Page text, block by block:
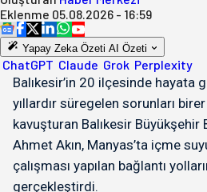
Eklenme 05.08.2026 - 16:59
Yapay Zeka Özeti AI Özeti
ChatGPT Claude Grok Perplexity
Balıkesir’in 20 ilçesinde hayata
yıllardır süregelen sorunları
kavuşturan Balıkesir Büyükşehir
Ahmet Akın, Manyas’ta içme
çalışması yapılan bağlantı
gerçekleştirdi.